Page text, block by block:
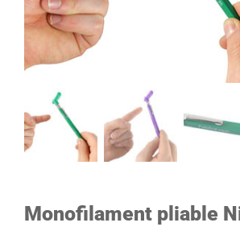
Monofilament pliable